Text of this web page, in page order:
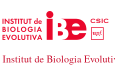
Saltar al contenido principal
Institut de Biologia